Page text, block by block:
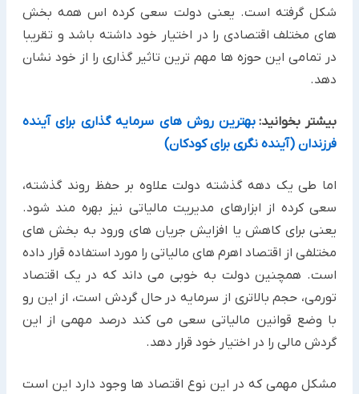
شکل گرفته است. یعنی دولت سعی کرده اس همه بخش
های مختلف اقتصادی را در اختیار خود داشته باشد و تقریبا
در تمامی این حوزه ها مهم ترین تاثیر گذاری را از خود نشان
دهد.
بیشتر بخوانید: بهترین روش های سرمایه گذاری برای آینده
فرزندان (آینده نگری برای کودکان)
اما طی یک دهه گذشته دولت علاوه بر حفظ روند گذشته،
سعی کرده از ابزارهای مدیریت مالیاتی نیز بهره مند شود.
یعنی برای کاهش یا افزایش جریان های ورود به بخش های
مختلفی از اقتصاد اهرم های مالیاتی را مورد استفاده قرار داده
است. همچنین دولت به خوبی می داند که در یک اقتصاد
تورمی، حجم بالاتری از سرمایه در حال گردش است، از این رو
با وضع قوانین مالیاتی سعی می کند درصد مهمی از این
گردش مالی را در اختیار خود قرار دهد.
مشکل مهمی که در این نوع اقتصاد ها وجود دارد این است